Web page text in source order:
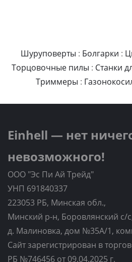
Шуруповерты : Болгарки :
Торцовочные пилы : Станки
Триммеры :
Einhell — нет
невозможного!
ООО "Эс Пи Ай Трейд"
УНП 691840337
223053 РБ, Минская обл.,
Минский р-н, Боровлянский с/
д. Малиновка, дом №35A/1,
Сайт зарегистрирован в
РБ №746456 от 09.04.2025 г.